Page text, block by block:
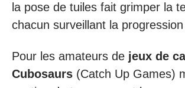
la pose de tuiles fait grimper la
chacun surveillant la
Pour les amateurs de jeux de
Cubosaurs (Catch Up Games)